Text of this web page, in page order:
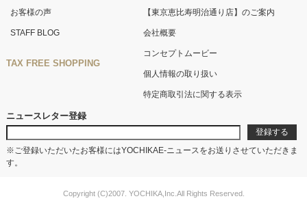
お客様の声
STAFF BLOG
TAX FREE SHOPPING
【東京恵比寿明治通り店】のご案内
会社概要
コンセプトムービー
個人情報の取り扱い
特定商取引法に関する表示
ニュースレター登録
※ご登録いただいたお客様にはYOCHIKAE-ニュースをお送りさせていただきま
す。
Copyright (C)2007. YOCHIKA,Inc.All Rights Reserved.